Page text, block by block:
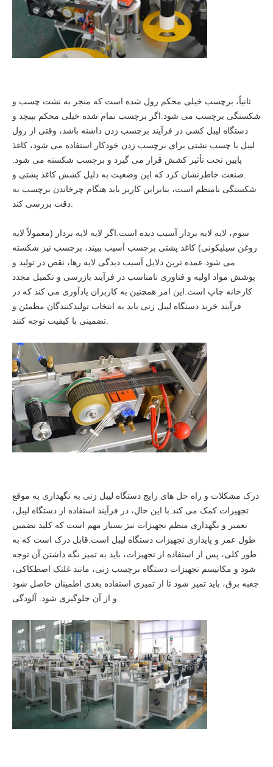
ثانیاً، برچسب خیلی محکم رول شده است که منجر به نشت چسب و
شکستگی برچسب می شود.اگر برچسب تمام شده خیلی محکم بپیچد و
دستگاه لیبل کشی در فرآیند برچسب زدن داشته باشد، وقتی از رول
لیبل با چسب نشتی برای برچسب زدن خودکار استفاده می شود، کاغذ
پایین تحت تأثیر کشش قرار می گیرد و برچسب شکسته می شود.
.صنعت خاطرنشان کرد که این وضعیت به دلیل کشش کاغذ پشتی و
شکستگی نامنظم است، بنابراین کاربر باید هنگام چرخاندن برچسب به
سوم، لایه لایه بردار آسیب دیده است.اگر لایه لایه بردار (معمولاً لایه
روغن سیلیکونی) کاغذ پشتی برچسب آسیب ببیند، برچسب نیز شکسته
می شود.عمده ترین دلایل آسیب دیدگی لایه رها، نقص در تولید و
پوشش مواد اولیه و فناوری نامناسب در فرآیند بازرسی و تکمیل مجدد
کارخانه چاپ است.این امر همچنین به کاربران یادآوری می کند که در
فرآیند خرید دستگاه لیبل زنی باید به انتخاب تولیدکنندگان مطمئن و
درک مشکلات و راه حل های رایج دستگاه لیبل زنی به نگهداری به موقع
تجهیزات کمک می کند.با این حال، در فرآیند استفاده از دستگاه لیبل،
تعمیر و نگهداری منظم تجهیزات نیز بسیار مهم است که کلید تضمین
طول عمر و پایداری تجهیزات دستگاه لیبل است.قابل درک است که به
طور کلی، پس از استفاده از تجهیزات، باید به تمیز نگه داشتن آن توجه
شود و مکانیسم تجهیزات دستگاه برچسب زنی، مانند غلتک اصطکاکی،
جعبه برق، باید تمیز شود تا از تمیزی استفاده بعدی اطمینان حاصل شود
و از آن جلوگیری شود. آلودگی